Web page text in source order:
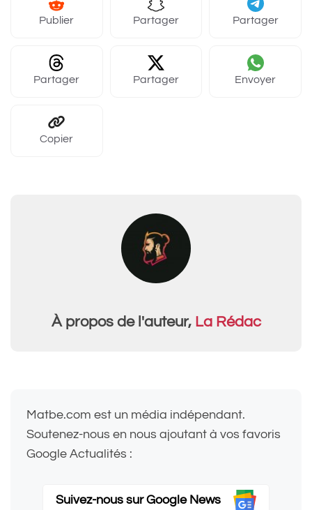
Publier Partager Partager
Partager Partager Envoyer
Copier
À propos de l'auteur, La Rédac
Matbe.com est un média indépendant.
Soutenez-nous en nous ajoutant à vos favoris
Google Actualités :
Suivez-nous sur Google News